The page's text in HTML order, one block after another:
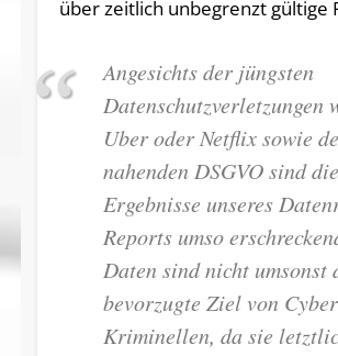
über zeitlich unbegrenzt gültige
Angesichts der jüngsten
Datenschutzverletzungen
Uber oder Netflix sowie
nahenden DSGVO sind die
Ergebnisse unseres
Reports umso
Daten sind nicht umsonst
bevorzugte Ziel von
Kriminellen, da sie